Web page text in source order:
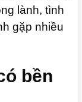
lành, tình
gặp nhiều
bền